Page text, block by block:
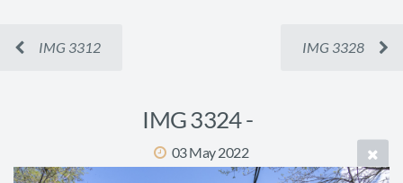
IMG 3312 IMG 3328
IMG 3324 -
03 May 2022